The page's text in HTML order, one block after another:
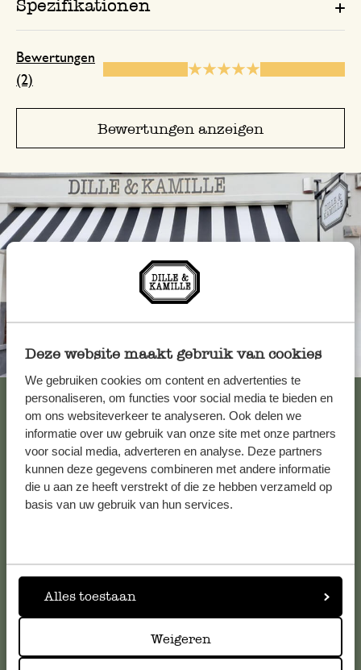
Deze website maakt gebruik van cookies
We gebruiken cookies om content en advertenties te
personaliseren, om functies voor social media te bieden en
om ons websiteverkeer te analyseren. Ook delen we
informatie over uw gebruik van onze site met onze partners
voor social media, adverteren en analyse. Deze partners
kunnen deze gegevens combineren met andere informatie
die u aan ze heeft verstrekt of die ze hebben verzameld op
basis van uw gebruik van hun services.
Alles toestaan
Weigeren
Spezifikationen
Bewertungen
(2)
Bewertungen anzeigen
Immer in der Nähe
Alle 62 Geschäfte anzeigen
Kundenservice/Hilfe
Falls Sie Fragen haben oder Tipps und Hilfe brauchen, wenden
kundenservice@dille-kamille.de